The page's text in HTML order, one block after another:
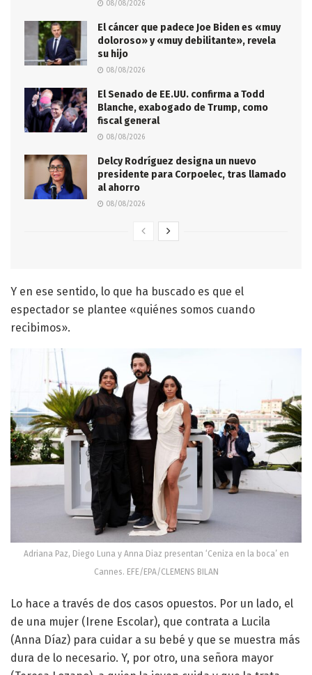
08/08/2026
El cáncer que padece Joe Biden es «muy
doloroso» y «muy debilitante», revela
su hijo
08/08/2026
El Senado de EE.UU. confirma a Todd
Blanche, exabogado de Trump, como
fiscal general
08/08/2026
Delcy Rodríguez designa un nuevo
presidente para Corpoelec, tras llamado
al ahorro
08/08/2026
Y en ese sentido, lo que ha buscado es que el
espectador se plantee «quiénes somos cuando
recibimos».
Adriana Paz, Diego Luna y Anna Diaz presentan ‘Ceniza en la boca’ en
Cannes. EFE/EPA/CLEMENS BILAN
Lo hace a través de dos casos opuestos. Por un lado, el
de una mujer (Irene Escolar), que contrata a Lucila
(Anna Díaz) para cuidar a su bebé y que se muestra más
dura de lo necesario. Y, por otro, una señora mayor